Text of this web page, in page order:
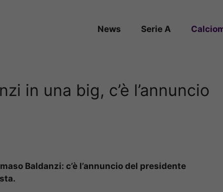
News Serie A
in una big, c’è l’annuncio
Baldanzi: c’è l’annuncio del presidente